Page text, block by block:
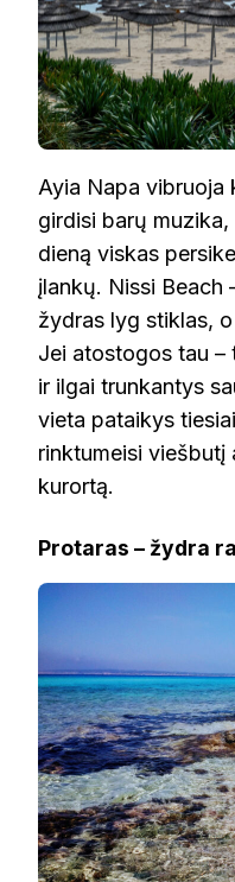
Ayia Napa vibruoja
girdisi barų
dieną viskas
įlankų. Nissi Beach
žydras lyg stiklas,
Jei atostogos tau –
ir ilgai trunkantys
vieta pataikys
rinktumeisi viešbutį
kurortą.
Protaras – žydra